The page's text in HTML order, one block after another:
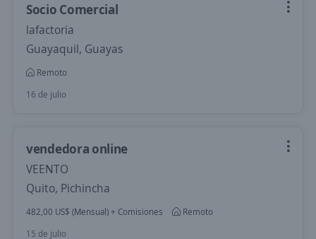
Socio Comercial
lafactoria
Guayaquil, Guayas
Remoto
16 de julio
vendedora online
VEENTO
Quito, Pichincha
482,00 US$ (Mensual) + Comisiones
Remoto
15 de julio